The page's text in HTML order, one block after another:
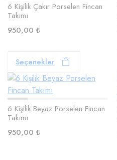
6 Kişilik Çakır Porselen Fincan
Takımı
950,00 ₺
Seçenekler
6 Kişilik Beyaz Porselen Fincan
Takımı
950,00 ₺